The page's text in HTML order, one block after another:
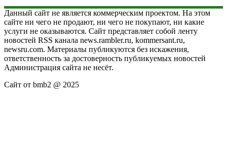
Данный сайт не является коммерческим проектом. На этом
сайте ни чего не продают, ни чего не покупают, ни какие
услуги не оказываются. Сайт представляет собой ленту
новостей RSS канала news.rambler.ru, kommersant.ru,
newsru.com. Материалы публикуются без искажения,
ответственность за достоверность публикуемых новостей
Администрация сайта не несёт.
Сайт от bmb2 @ 2025